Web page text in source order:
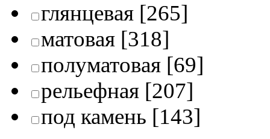
глянцевая [265]
матовая [318]
полуматовая [69]
рельефная [207]
под камень [143]